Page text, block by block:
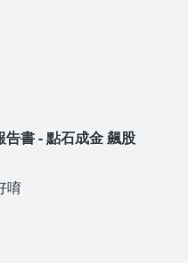
書 - 點石成金 飆股
唷